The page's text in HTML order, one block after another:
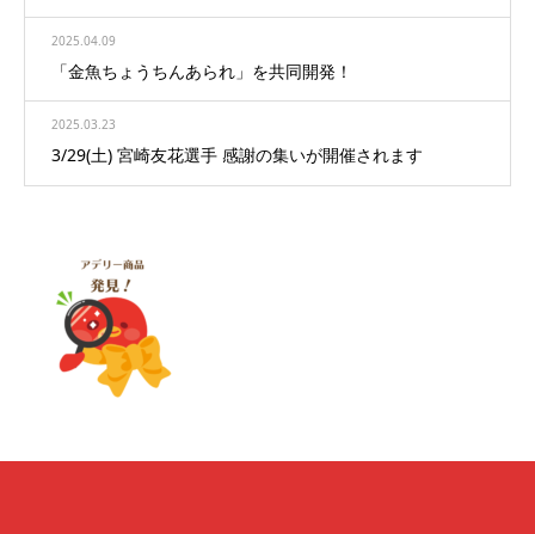
2025.04.09
「金魚ちょうちんあられ」を共同開発！
2025.03.23
3/29(土) 宮崎友花選手 感謝の集いが開催されます